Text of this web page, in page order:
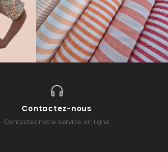
Contactez-nous
Contactez notre service en ligne